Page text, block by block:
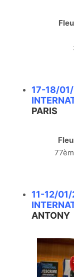
17-18/
PARIS
11-12/01/
ANTONY